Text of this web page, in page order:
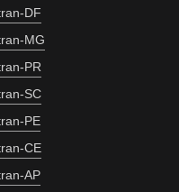
DF
MG
PR
SC
PE
CE
AP